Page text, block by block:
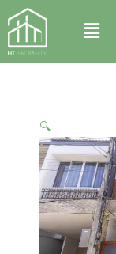
Skip
to
content
Menu
🔍